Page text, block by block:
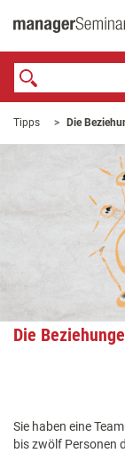
Tipps Die
Die
Sie haben eine
bis zwölf Personen